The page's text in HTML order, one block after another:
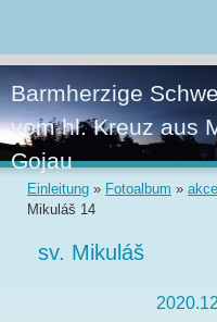
Barmherzige
vom hl. Kreuz aus
Gojau
Einleitung » Fotoalbum » akce
Mikuláš 14
sv. Mikuláš